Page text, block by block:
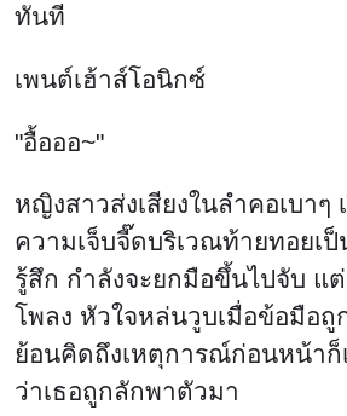
ทันที
เพนต์เฮ้าส์โอนิกซ์
"อื้อออ~"
หญิงสาวส่งเสียงในลำคอเบาๆ
ความเจ็บจี๊ดบริเวณท้ายทอยเ
รู้สึก กำลังจะยกมือขึ้นไปจับ แ
โพลง หัวใจหล่นวูบเมื่อข้อมือถู
ย้อนคิดถึงเหตุการณ์ก่อนหน้าก็
ว่าเธอถูกลักพาตัวมา